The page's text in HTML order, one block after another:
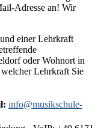
Adresse an! Wir
einer Lehrkraft
oder Wohnort in
Lehrkraft Sie
info@musikschule-